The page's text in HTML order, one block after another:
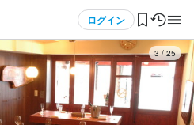
ログイン
無料会員登録
3/25
応募画面へ進む
応募画面へ進む
応募画面へ進む